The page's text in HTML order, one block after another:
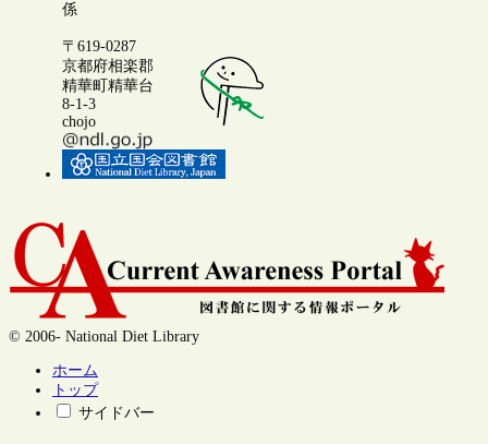
係
〒619-0287
京都府相楽郡
精華町精華台
8-1-3
chojo
© 2006- National Diet Library
ホーム
トップ
サイドバー